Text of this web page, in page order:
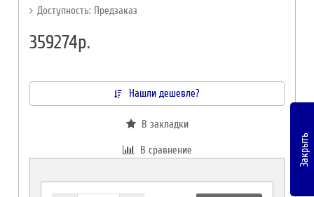
Доступность: Предзаказ
359274р.
Нашли дешевле?
В закладки
В сравнение Закрыть